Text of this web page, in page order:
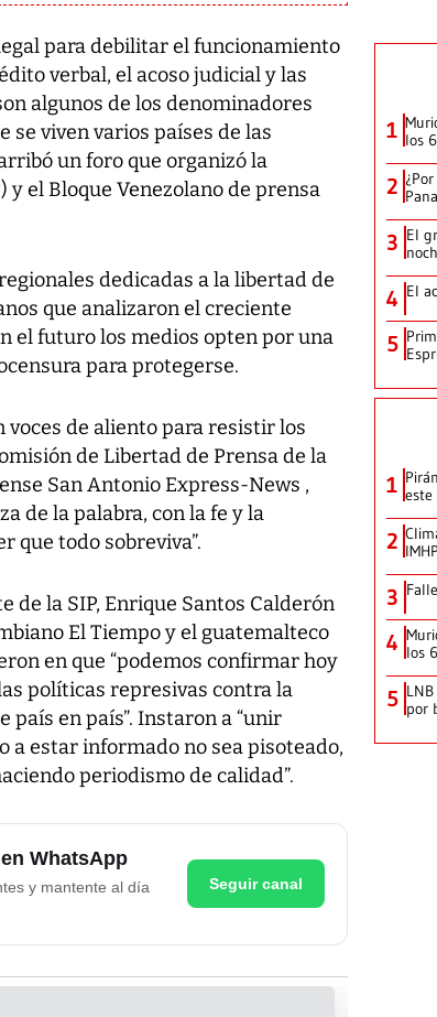
para debilitar el funcionamiento
verbal, el acoso judicial y las
algunos de los denominadores
se viven varios países de las
un foro que organizó la
el Bloque Venezolano de prensa
dedicadas a la libertad de
que analizaron el creciente
el futuro los medios opten por una
para protegerse.
de aliento para resistir los
de Libertad de Prensa de la
San Antonio Express-News ,
de la palabra, con la fe y la
que todo sobreviva”.
de la SIP, Enrique Santos Calderón
El Tiempo y el guatemalteco
en que “podemos confirmar hoy
políticas represivas contra la
en país”. Instaron a “unir
a estar informado no sea pisoteado,
periodismo de calidad”.
WhatsApp
y mantente al día
Seguir canal
1 los
2
3 El
4 El
5
1
2
3
4 los
5 por